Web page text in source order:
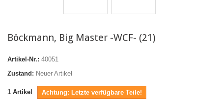
Böckmann, Big Master -WCF- (21)
Artikel-Nr.: 40051
Zustand: Neuer Artikel
1 Artikel Achtung: Letzte verfügbare Teile!